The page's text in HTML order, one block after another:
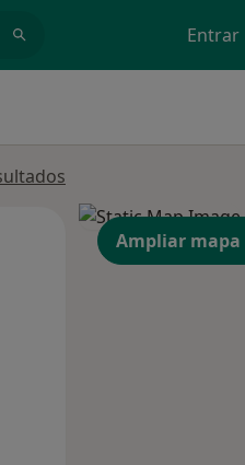
Entrar
Segunda-feira Ter,
Ampliar mapa